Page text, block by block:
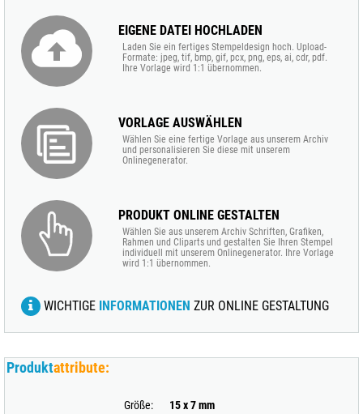
EIGENE DATEI HOCHLADEN
Laden Sie ein fertiges Stempeldesign hoch. Upload-
Formate: jpeg, tif, bmp, gif, pcx, png, eps, ai, cdr, pdf.
Ihre Vorlage wird 1:1 übernommen.
VORLAGE AUSWÄHLEN
Wählen Sie eine fertige Vorlage aus unserem Archiv
und personalisieren Sie diese mit unserem
Onlinegenerator.
PRODUKT ONLINE GESTALTEN
Wählen Sie aus unserem Archiv Schriften, Grafiken,
Rahmen und Cliparts und gestalten Sie Ihren Stempel
individuell mit unserem Onlinegenerator. Ihre Vorlage
wird 1:1 übernommen.
WICHTIGE INFORMATIONEN ZUR ONLINE GESTALTUNG
Produktattribute:
Größe: 15 x 7 mm